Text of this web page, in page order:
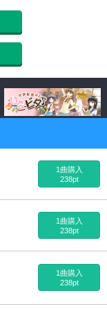
1曲購入
238pt
1曲購入
238pt
1曲購入
238pt